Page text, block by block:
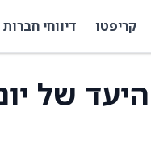
קריפטו דיווחי חברות